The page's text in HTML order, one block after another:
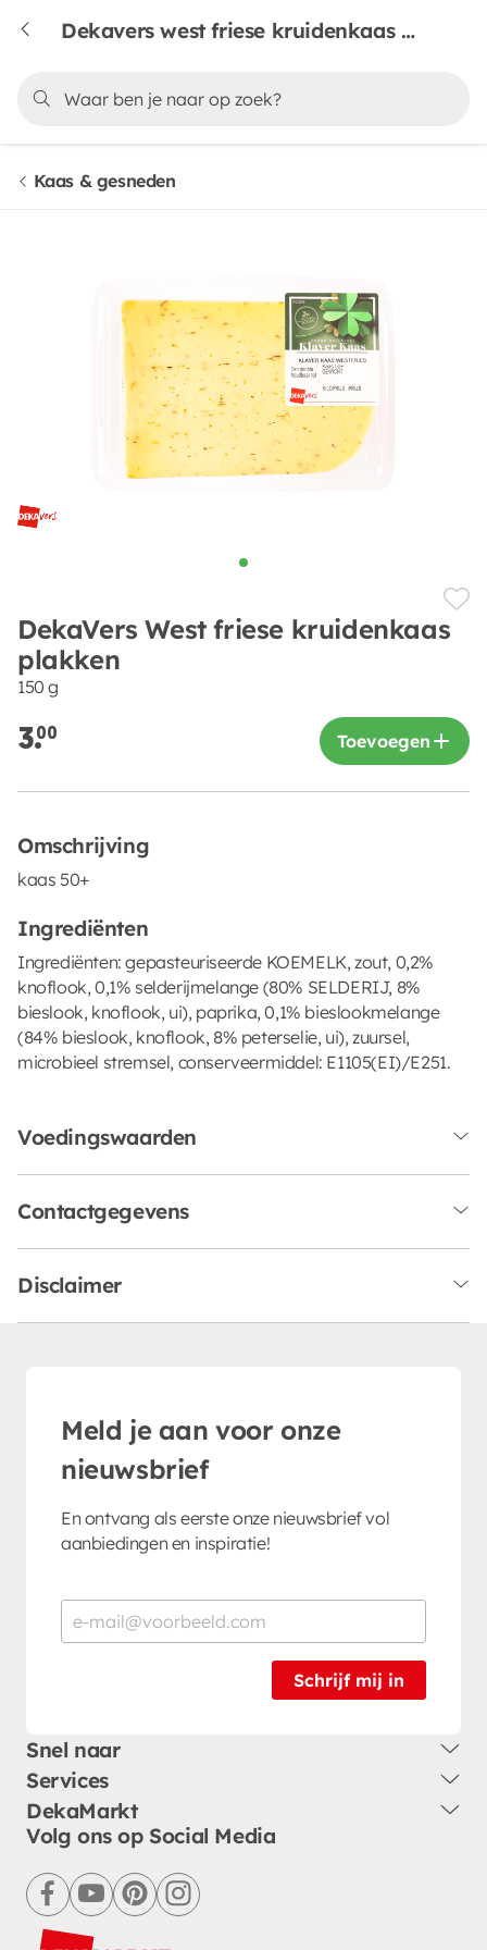
Dekavers west friese kruidenkaas plakken
Kaas & gesneden
DekaVers West friese kruidenkaas
plakken
150 g
3.00 Toevoegen
Omschrijving
kaas 50+
Ingrediënten
Ingrediënten: gepasteuriseerde KOEMELK, zout, 0,2%
knoflook, 0,1% selderijmelange (80% SELDERIJ, 8%
bieslook, knoflook, ui), paprika, 0,1% bieslookmelange
(84% bieslook, knoflook, 8% peterselie, ui), zuursel,
microbieel stremsel, conserveermiddel: E1105(EI)/E251.
Voedingswaarden
Contactgegevens
Disclaimer
Meld je aan voor onze
nieuwsbrief
En ontvang als eerste onze nieuwsbrief vol
aanbiedingen en inspiratie!
Schrijf mij in
Snel naar
Services
DekaMarkt
Volg ons op Social Media
facebookyoutubepinterestinstagram